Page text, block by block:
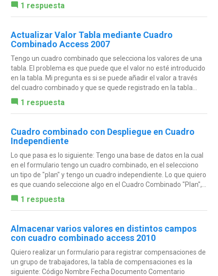
1 respuesta
Actualizar Valor Tabla mediante Cuadro
Combinado Access 2007
Tengo un cuadro combinado que selecciona los valores de una
tabla. El problema es que puede que el valor no esté introducido
en la tabla. Mi pregunta es si se puede añadir el valor a través
del cuadro combinado y que se quede registrado en la tabla...
1 respuesta
Cuadro combinado con Despliegue en Cuadro
Independiente
Lo que pasa es lo siguiente: Tengo una base de datos en la cual
en el formulario tengo un cuadro combinado, en el selecciono
un tipo de "plan" y tengo un cuadro independiente. Lo que quiero
es que cuando seleccione algo en el Cuadro Combinado "Plan",...
1 respuesta
Almacenar varios valores en distintos campos
con cuadro combinado access 2010
Quiero realizar un formulario para registrar compensaciones de
un grupo de trabajadores, la tabla de compensaciones es la
siguiente: Código Nombre Fecha Documento Comentario